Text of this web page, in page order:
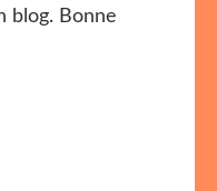
blog. Bonne